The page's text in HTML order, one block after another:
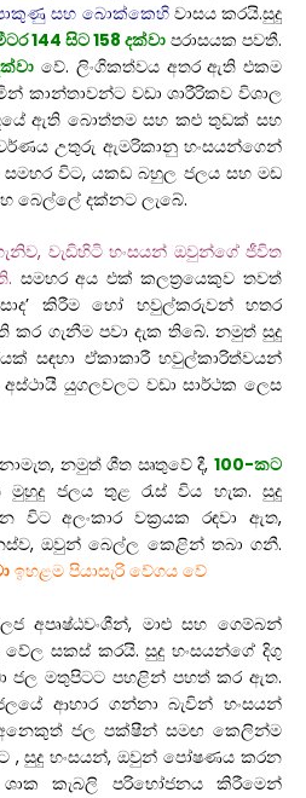
සහ බොක්කෙහි වාසය කරයි.සුදු
144 සිට 158 දක්වා පරාසයක පවතී.
වේ. ලිංගිකත්වය අතර ඇති එකම
වඩා ශාරීරිකව විශාල
ඇති බොත්තම සහ කළු තුඩක් සහ
වර්ණය උතුරු ඇමරිකානු හංසයන්ගෙන්
විට, යකඩ බහුල ජලය සහ මඩ
බෙල්ලේ දක්නට ලැබේ.
වැඩිහිටි හංසයන් ඔවුන්ගේ ජීවිත
සමහර අය එක් කලත්‍රයෙකුව තවත්
කිරීම හෝ හවුල්කරුවන් හතර
කර ගැනීම පවා දැක තිබේ. නමුත් සුදු
සඳහා ඒකාකාරී හවුල්කාරිත්වයන්
යුගලවලට වඩා සාර්ථක ලෙස
නමුත් ශීත ඍතුවේ දී, 100-කට
මුහුදු ජලය තුළ රැස් විය හැක. සුදු
විට අලංකාර වක්‍රයක රඳවා ඇත,
ඔවුන් බෙල්ල කෙළින් තබා ගනී.
ඉහළම පියාසැරි වේගය වේ
අපෘෂ්ඨවංශීන්, මාළු සහ ගෙම්බන්
සකස් කරයි. සුදු හංසයන්ගේ දිගු
ජල මතුපිටට පහළින් පහත් කර ඇත.
ආහාර ගන්නා බැවින් හංසයන්
අනෙකුත් ජල පක්ෂීන් සමඟ කෙලින්ම
, සුදු හංසයන්, ඔවුන් පෝෂණය කරන
කැබලි පරිභෝජනය කිරීමෙන්